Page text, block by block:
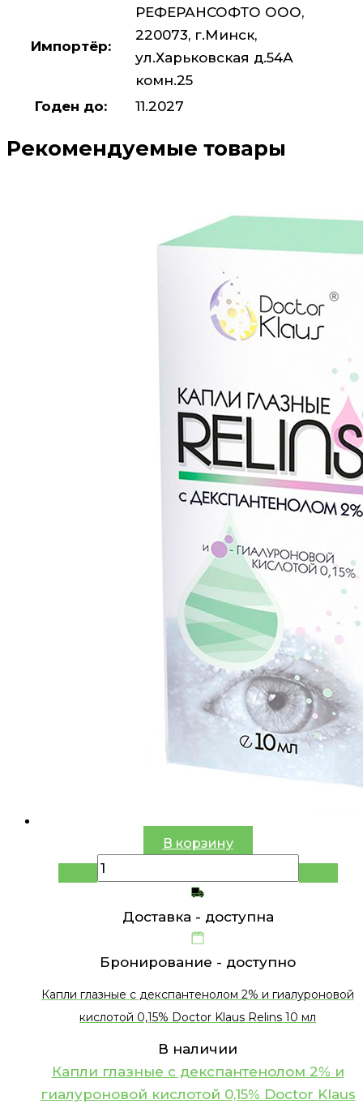
Импортёр:
РЕФЕРАНСОФТО ООО,
220073, г.Минск,
ул.Харьковская д.54А
комн.25
Годен до:
11.2027
Рекомендуемые товары
В корзину
Доставка - доступна
Бронирование - доступно
Капли глазные с декспантенолом 2% и гиалуроновой
кислотой 0,15% Doctor Klaus Relins 10 мл
В наличии
Капли глазные с декспантенолом 2% и
гиалуроновой кислотой 0,15% Doctor Klaus